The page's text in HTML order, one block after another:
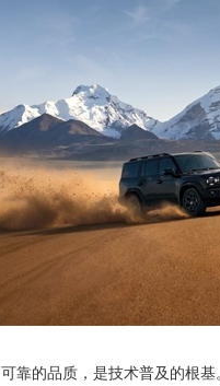
可靠的品质，是技术普及的根